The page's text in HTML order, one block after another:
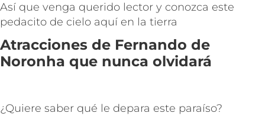
Así que venga querido lector y conozca este
pedacito de cielo aquí en la tierra
Atracciones de Fernando de
Noronha que nunca olvidará
¿Quiere saber qué le depara este paraíso?